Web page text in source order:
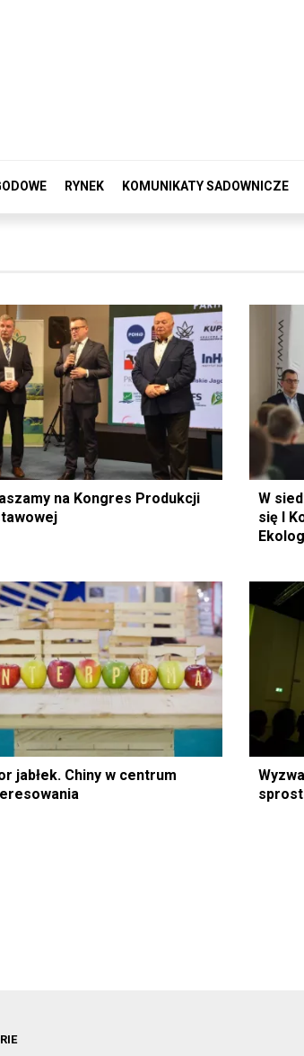
RYNEK KOMUNIKATY SADOWNICZE
na Kongres Produkcji
W
się I
jabłek. Chiny w centrum